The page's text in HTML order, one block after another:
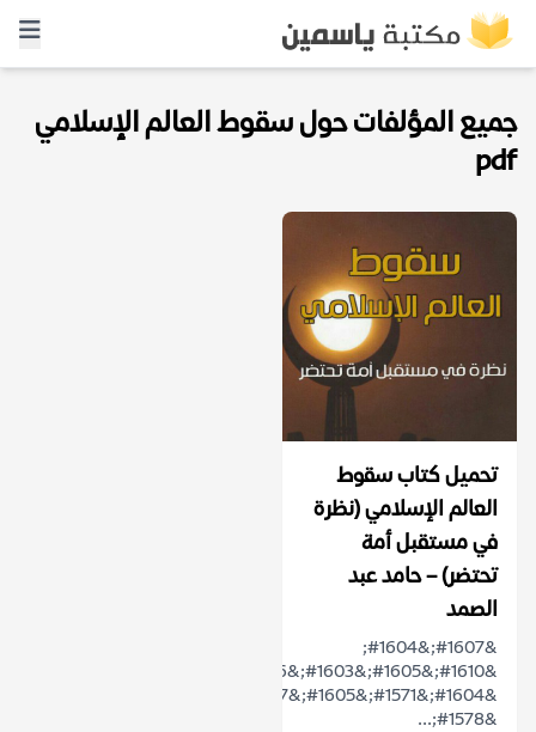
جميع المؤلفات حول سقوط العالم الإسلامي
pdf
تحميل كتاب ‫سقوط
العالم الإسلامي (نظرة
في مستقبل أمة
تحتضر) – حامد عبد
الصمد
&#1607;&#1604;
&#1578;...